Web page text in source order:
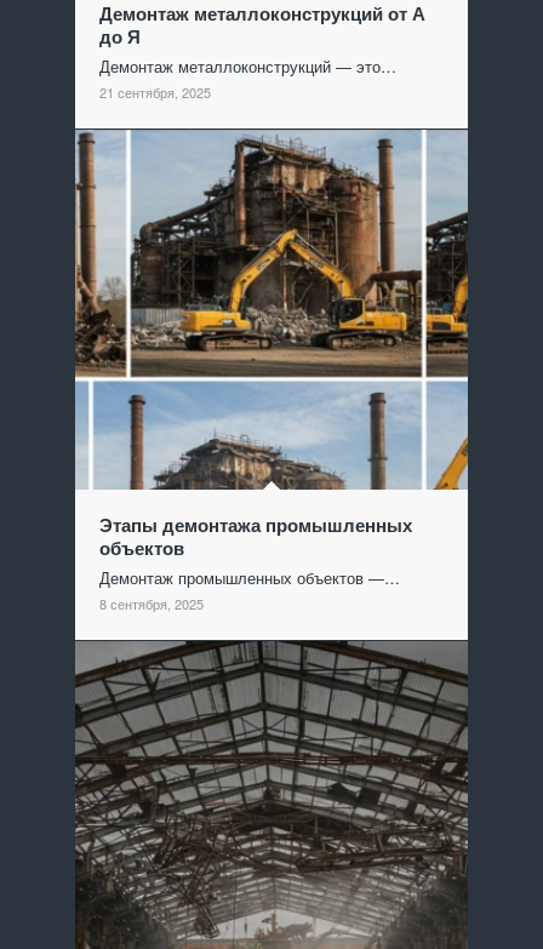
Демонтаж металлоконструкций от А
до Я
Демонтаж металлоконструкций — это…
21 сентября, 2025
Этапы демонтажа промышленных
объектов
Демонтаж промышленных объектов —…
8 сентября, 2025